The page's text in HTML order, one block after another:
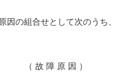
因の組合せとして次のうち、
故 障 原 因 ）